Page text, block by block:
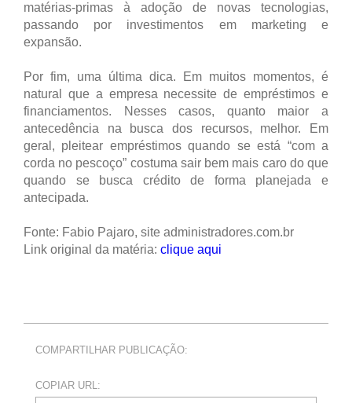
matérias-primas à adoção de novas tecnologias,
passando por investimentos em marketing e
expansão.
Por fim, uma última dica. Em muitos momentos, é
natural que a empresa necessite de empréstimos e
financiamentos. Nesses casos, quanto maior a
antecedência na busca dos recursos, melhor. Em
geral, pleitear empréstimos quando se está “com a
corda no pescoço” costuma sair bem mais caro do que
quando se busca crédito de forma planejada e
antecipada.
Fonte: Fabio Pajaro, site administradores.com.br
Link original da matéria: clique aqui
COMPARTILHAR PUBLICAÇÃO:
COPIAR URL: